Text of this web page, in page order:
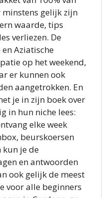
gelijk zijn
waarde, tips
verliezen. De
Aziatische
op het weekend,
er kunnen ook
aangetrokken. En
je in zijn boek over
in hun niche lees:
elke week
beurskoersen
kun je de
en antwoorden
ook gelijk de meest
voor alle beginners